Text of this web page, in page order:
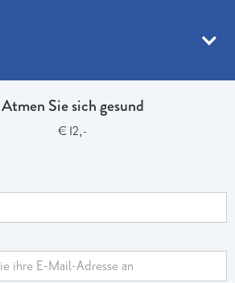
Atmen Sie sich gesund
€ 12,-